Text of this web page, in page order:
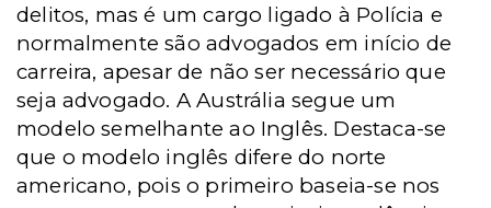
delitos, mas é um cargo ligado à Polícia e
normalmente são advogados em início de
carreira, apesar de não ser necessário que
seja advogado. A Austrália segue um
modelo semelhante ao Inglês. Destaca-se
que o modelo inglês difere do norte
americano, pois o primeiro baseia-se nos